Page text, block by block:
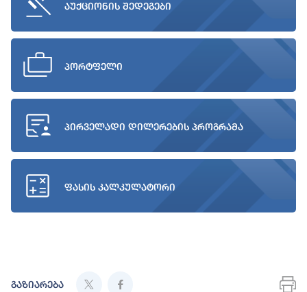
აუქციონის შედეგები
პორტფელი
პირველადი დილერების პროგრამა
ფასის კალკულატორი
გაზიარება